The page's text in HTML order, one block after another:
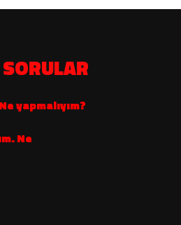
SORULAR
yapmalıyım?
Ne